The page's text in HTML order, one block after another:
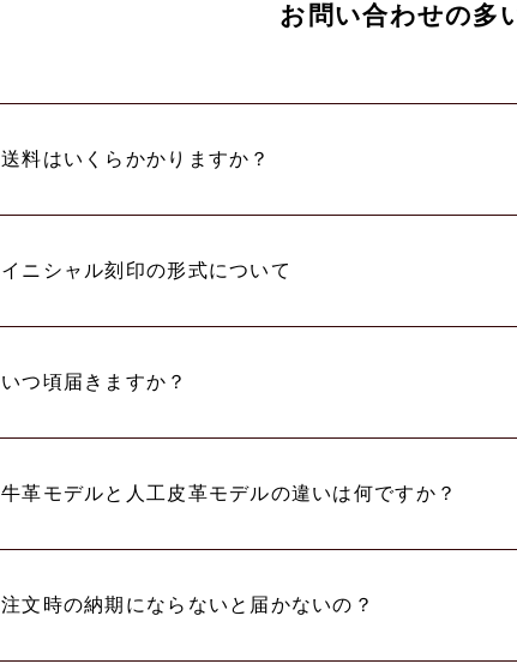
お問い合わせの多
送料はいくらかかりますか？
イニシャル刻印の形式について
いつ頃届きますか？
牛革モデルと人工皮革モデルの違いは何ですか？
注文時の納期にならないと届かないの？